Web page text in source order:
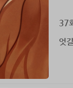
37
엇